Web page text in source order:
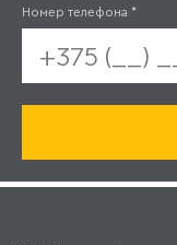
Номер телефона *